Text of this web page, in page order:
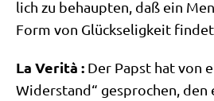
lich zu behaup­ten, daß ein
Form von Glück­se­lig­keit
La Veri­tà : Der Papst hat von
Wider­stand“ gespro­chen, den